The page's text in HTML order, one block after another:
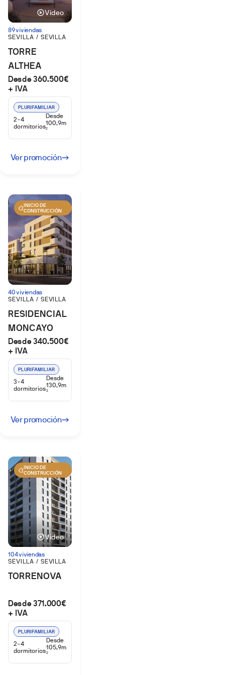
Vídeo
89 viviendas
SEVILLA / SEVILLA
TORRE
ALTHEA
Desde 360.500€
+ IVA
PLURIFAMILIAR
2-4
dormitorios
Desde
100,9m
2
Ver promoción
INICIO DE
CONSTRUCCIÓN
40 viviendas
SEVILLA / SEVILLA
RESIDENCIAL
MONCAYO
PALMAS
ALTAS
Desde 340.500€
+ IVA
PLURIFAMILIAR
3-4
dormitorios
Desde
130,9m
2
Ver promoción
INICIO DE
CONSTRUCCIÓN
Vídeo
104 viviendas
SEVILLA / SEVILLA
TORRENOVA
Desde 371.000€
+ IVA
PLURIFAMILIAR
2-4
dormitorios
Desde
105,9m
2